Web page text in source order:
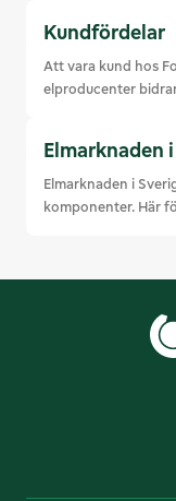
Kundfördelar
Att vara kund hos
elproducenter
Elmarknaden
Elmarknaden i
komponenter. Här